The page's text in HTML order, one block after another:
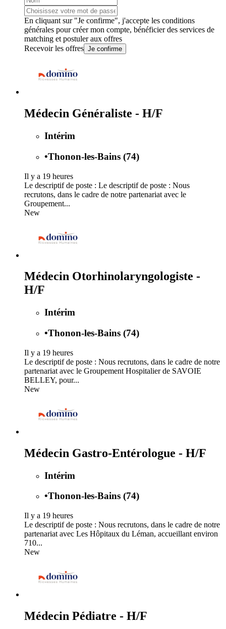
En cliquant sur "Je confirme", j'accepte les conditions
générales pour créer mon compte, bénéficier des services de
matching et postuler aux offres
Recevoir les offres Je confirme
Médecin Généraliste - H/F
Intérim
•Thonon-les-Bains (74)
Il y a 19 heures
Le descriptif de poste : Le descriptif de poste : Nous
recrutons, dans le cadre de notre partenariat avec le
Groupement...
New
Médecin Otorhinolaryngologiste -
H/F
Intérim
•Thonon-les-Bains (74)
Il y a 19 heures
Le descriptif de poste : Nous recrutons, dans le cadre de notre
partenariat avec le Groupement Hospitalier de SAVOIE
BELLEY, pour...
New
Médecin Gastro-Entérologue - H/F
Intérim
•Thonon-les-Bains (74)
Il y a 19 heures
Le descriptif de poste : Nous recrutons, dans le cadre de notre
partenariat avec Les Hôpitaux du Léman, accueillant environ
710...
New
Médecin Pédiatre - H/F